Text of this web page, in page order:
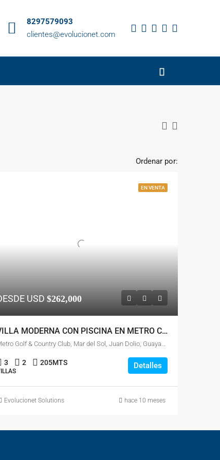
8297579093
clientes@evolucionet.com
Ordenar por:
EN VENTA
USD $262,000
VILLA MODERNA CON PISCINA EN METRO COUNTRY CLUB
3 2 205MTS Detalles
Evolucionet Solutions hace 10 meses